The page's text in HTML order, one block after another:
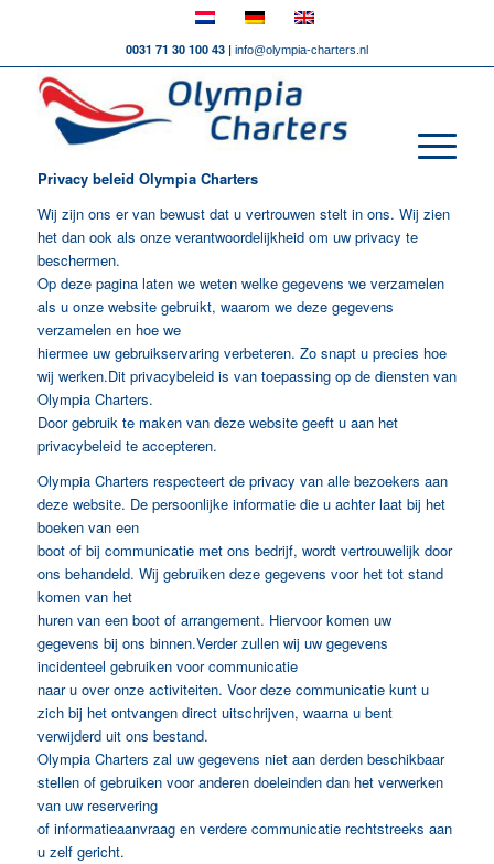
0031 71 30 100 43 | info@olympia-charters.nl
Privacy beleid Olympia Charters
Wij zijn ons er van bewust dat u vertrouwen stelt in ons. Wij zien
het dan ook als onze verantwoordelijkheid om uw privacy te
beschermen.
Op deze pagina laten we weten welke gegevens we verzamelen
als u onze website gebruikt, waarom we deze gegevens
verzamelen en hoe we
hiermee uw gebruikservaring verbeteren. Zo snapt u precies hoe
wij werken.Dit privacybeleid is van toepassing op de diensten van
Olympia Charters.
Door gebruik te maken van deze website geeft u aan het
privacybeleid te accepteren.
Olympia Charters respecteert de privacy van alle bezoekers aan
deze website. De persoonlijke informatie die u achter laat bij het
boeken van een
boot of bij communicatie met ons bedrijf, wordt vertrouwelijk door
ons behandeld. Wij gebruiken deze gegevens voor het tot stand
komen van het
huren van een boot of arrangement. Hiervoor komen uw
gegevens bij ons binnen.Verder zullen wij uw gegevens
incidenteel gebruiken voor communicatie
naar u over onze activiteiten. Voor deze communicatie kunt u
zich bij het ontvangen direct uitschrijven, waarna u bent
verwijderd uit ons bestand.
Olympia Charters zal uw gegevens niet aan derden beschikbaar
stellen of gebruiken voor anderen doeleinden dan het verwerken
van uw reservering
of informatieaanvraag en verdere communicatie rechtstreeks aan
u zelf gericht.